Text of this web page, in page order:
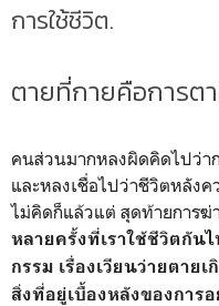
การใช้ชีวิต.
ตายที่กายคือการต
คนส่วนมากหลงผิดคิดไปว่า
และหลงเชื่อไปว่าชีวิตหลัง
ไม่คิดก็แล้วแต่ สุดท้ายการฆ่
หลายครั้งที่เราใช้ชีวิตกัน
กรรม เรื่องเวียนว่ายตาย
สิ่งที่อยู่เบื้องหลังของการ